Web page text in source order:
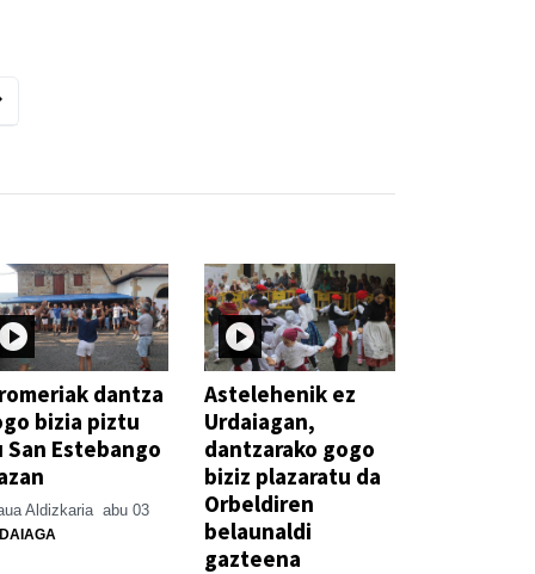
dantza
bizia piztu
San Estebango
Aldizkaria abu 03
Astelehenik ez
Urdaiagan,
dantzarako gogo
biziz plazaratu da
Orbeldiren
belaunaldi
gazteena